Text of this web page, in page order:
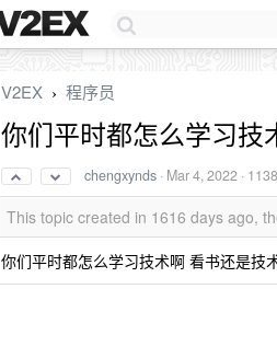
V2EX › 程序员
你们平时都怎么学习技
chengxynds · Mar 4, 2022 ·
This topic created in 1616 days ago,
你们平时都怎么学习技术啊 看书还是技